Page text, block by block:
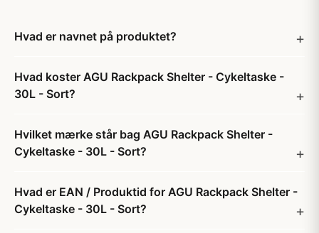
Hvad er navnet på produktet?
Hvad koster AGU Rackpack Shelter - Cykeltaske -
30L - Sort?
Hvilket mærke står bag AGU Rackpack Shelter -
Cykeltaske - 30L - Sort?
Hvad er EAN / Produktid for AGU Rackpack Shelter -
Cykeltaske - 30L - Sort?